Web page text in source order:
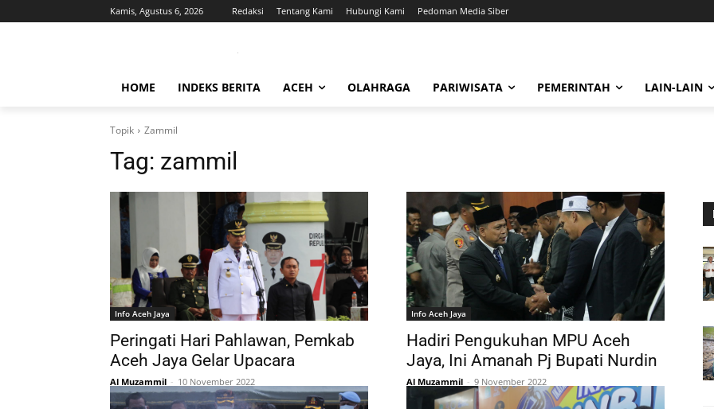
Kamis, Agustus 6, 2026 Redaksi Tentang Kami Hubungi Kami Pedoman Media Siber
HOME INDEKS BERITA ACEH OLAHRAGA PARIWISATA PEMERINTAH LAIN-LAIN
Topik Zammil
Tag: zammil
Info Aceh Jaya
Peringati Hari Pahlawan, Pemkab
Aceh Jaya Gelar Upacara
Al Muzammil - 10 November 2022
Info Aceh Jaya
Hadiri Pengukuhan MPU Aceh
Jaya, Ini Amanah Pj Bupati Nurdin
Al Muzammil - 9 November 2022